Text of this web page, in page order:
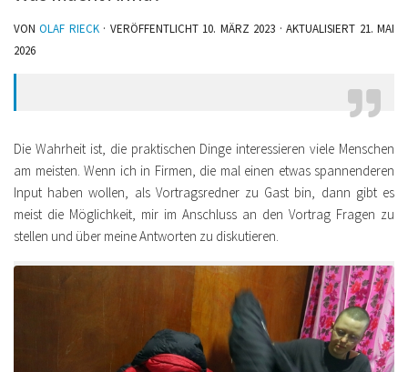
VONOLAF RIECK · VERÖFFENTLICHT 10. MÄRZ 2023 · AKTUALISIERT 21. MAI
2026
Die Wahrheit ist, die praktischen Dinge interessieren viele Menschen
am meisten. Wenn ich in Firmen, die mal einen etwas spannenderen
Input haben wollen, als Vortragsredner zu Gast bin, dann gibt es
meist die Möglichkeit, mir im Anschluss an den Vortrag Fragen zu
stellen und über meine Antworten zu diskutieren.